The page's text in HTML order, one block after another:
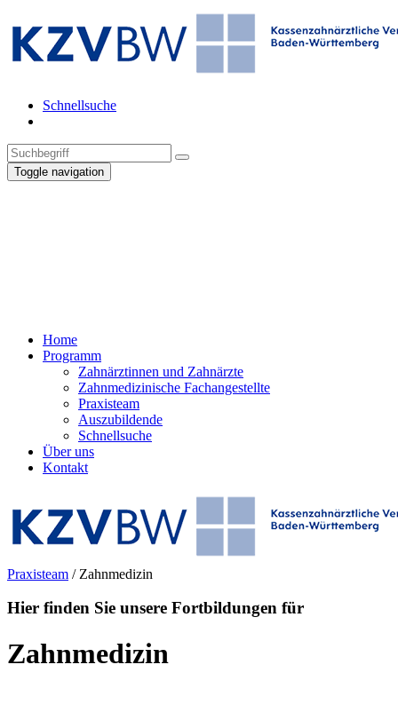
Schnellsuche
Toggle navigation
Home
Programm
Zahnärztinnen und Zahnärzte
Zahnmedizinische Fachangestellte
Praxisteam
Auszubildende
Schnellsuche
Über uns
Kontakt
Praxisteam / Zahnmedizin
Hier finden Sie unsere Fortbildungen für
Zahnmedizin